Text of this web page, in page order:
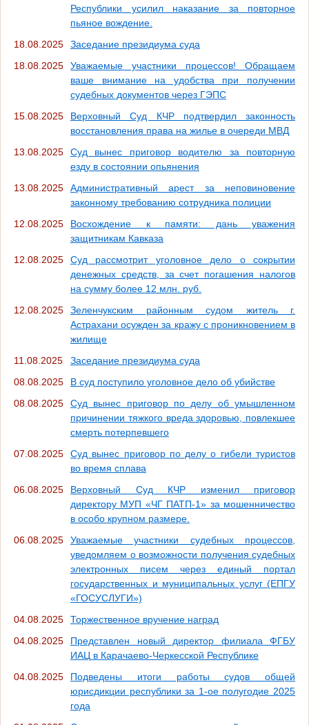
Республики усилил наказание за повторное
пьяное вождение.
18.08.2025
Заседание президиума суда
18.08.2025
Уважаемые участники процессов! Обращаем
ваше внимание на удобства при получении
судебных документов через ГЭПС
15.08.2025
Верховный Суд КЧР подтвердил законность
восстановления права на жилье в очереди МВД
13.08.2025
Суд вынес приговор водителю за повторную
езду в состоянии опьянения
13.08.2025
Административный арест за неповиновение
законному требованию сотрудника полиции
12.08.2025
Восхождение к памяти: дань уважения
защитникам Кавказа
12.08.2025
Суд рассмотрит уголовное дело о сокрытии
денежных средств, за счет погашения налогов
на сумму более 12 млн. руб.
12.08.2025
Зеленчукским районным судом житель г.
Астрахани осужден за кражу с проникновением в
жилище
11.08.2025
Заседание президиума суда
08.08.2025
В суд поступило уголовное дело об убийстве
08.08.2025
Суд вынес приговор по делу об умышленном
причинении тяжкого вреда здоровью, повлекшее
смерть потерпевшего
07.08.2025
Суд вынес приговор по делу о гибели туристов
во время сплава
06.08.2025
Верховный Суд КЧР изменил приговор
директору МУП «ЧГ ПАТП-1» за мошенничество
в особо крупном размере.
06.08.2025
Уважаемые участники судебных процессов,
уведомляем о возможности получения судебных
электронных писем через единый портал
государственных и муниципальных услуг (ЕПГУ
«ГОСУСЛУГИ»)
04.08.2025
Торжественное вручение наград
04.08.2025
Представлен новый директор филиала ФГБУ
ИАЦ в Карачаево-Черкесской Республике
04.08.2025
Подведены итоги работы судов общей
юрисдикции республики за 1-ое полугодие 2025
года